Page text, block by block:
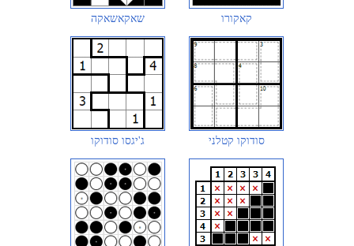
שאקאשאקה קאקורו
ג'יגסו סודוקו סודוקו קטלני